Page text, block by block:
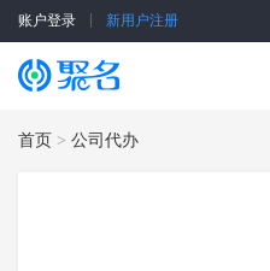
账户登录 新用户注册
首页 > 公司代办